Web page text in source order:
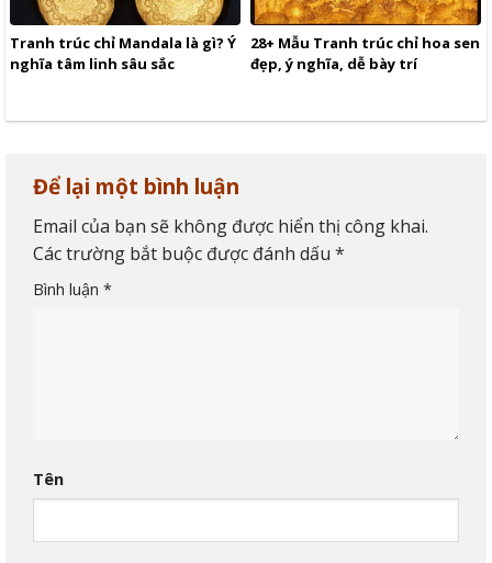
Tranh trúc chỉ Mandala là gì? Ý
nghĩa tâm linh sâu sắc
28+ Mẫu Tranh trúc chỉ hoa sen
đẹp, ý nghĩa, dễ bày trí
Để lại một bình luận
Email của bạn sẽ không được hiển thị công khai.
Các trường bắt buộc được đánh dấu *
Bình luận *
Tên